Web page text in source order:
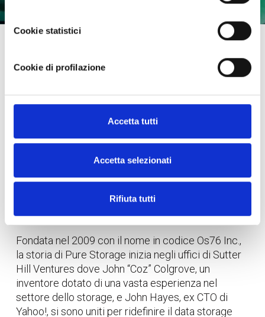
Cookie statistici
Cookie di profilazione
Accetta tutti
Accetta selezionati
Rifiuta tutti
Purestorage
fornitore leader di block, file e object storage all-
flash di livello enterprise. Pure si affida alla Modern
di usufruire della migliore esperienza della
tecnologia per trasformare i dati in risultati efficaci.
Fondata nel 2009 con il nome in codice Os76 Inc.,
la storia di Pure Storage inizia negli uffici di Sutter
Hill Ventures dove John “Coz” Colgrove, un
inventore dotato di una vasta esperienza nel
settore dello storage, e John Hayes, ex CTO di
Yahoo!, si sono uniti per ridefinire il data storage